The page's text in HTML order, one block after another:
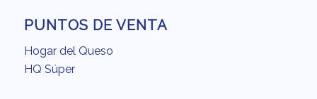
PUNTOS DE VENTA
Hogar del Queso
HQ Súper